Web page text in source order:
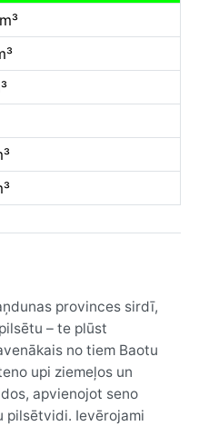
provinces sirdī,
– te plūst
no tiem Baotu
upi ziemeļos un
apvienojot seno
pilsētvidi. Ievērojami